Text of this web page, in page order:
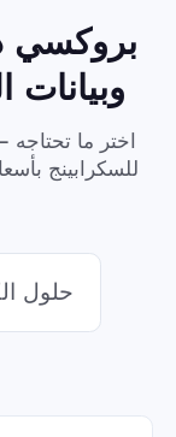
بروكسي
اختر ما
حلول